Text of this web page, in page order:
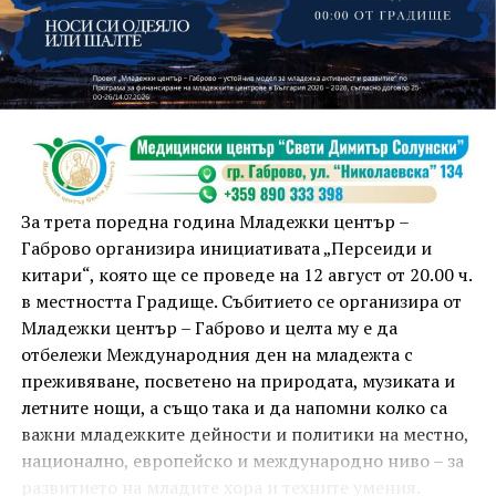
На 13 август организаторите са предвидили
занимания и за здрав дух, и за здраво тяло.
Инструкторката по пилатес и йога Йоанна Петрова
от FitLab ще се погрижи за добрия тонус с групова
тренировка от 19.00 ч., а след това ще има мозъчна
атака с куиз вечер за обща култура. Вечерта ще
приключи с прожекция на новия български
комедиен филм „Брънч за начинаещи“ – в парка,
под звездното дряновско небе.
За трета поредна година Младежки център –
Габрово организира инициативата „Персеиди и
китари“, която ще се проведе на 12 август от 20.00 ч.
в местността Градище. Събитието се организира от
Младежки център – Габрово и целта му е да
отбележи Международния ден на младежта с
преживяване, посветено на природата, музиката и
летните нощи, а също така и да напомни колко са
важни младежките дейности и политики на местно,
национално, европейско и международно ниво – за